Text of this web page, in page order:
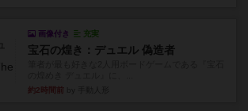
画像付き 充実
宝石の煌き：デュエル 偽造者
約2時間前